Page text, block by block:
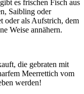
es frischen Fisch aus
Saibling oder
oder als Aufstrich, dem
Weise annähern.
die gebraten mit
Meerrettich vom
werden!